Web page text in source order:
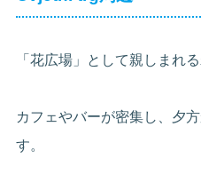
「花広場」として親しまれ
カフェやバーが密集し、夕
す。